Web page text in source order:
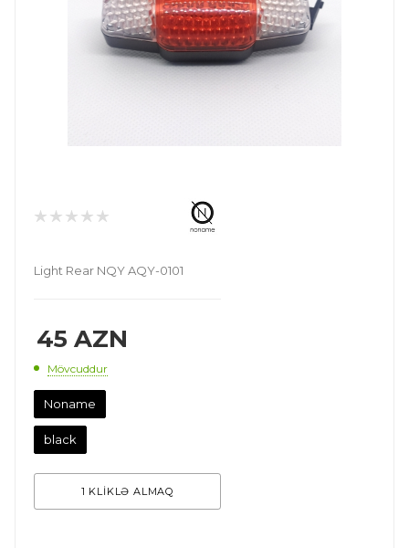
Light Rear NQY AQY-0101
45 AZN
Mövcuddur
Noname
black
1 KLİKLƏ ALMAQ